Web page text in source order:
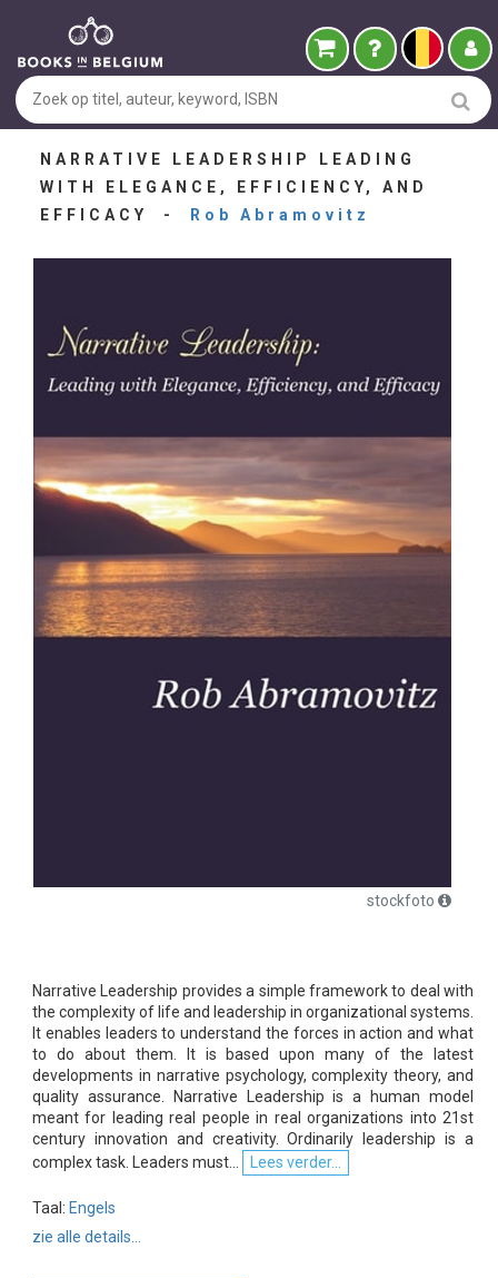
NARRATIVE LEADERSHIP LEADING
WITH ELEGANCE, EFFICIENCY, AND
EFFICACY -
Rob Abramovitz
stockfoto
Narrative Leadership provides a simple framework to deal with
the complexity of life and leadership in organizational systems.
It enables leaders to understand the forces in action and what
to do about them. It is based upon many of the latest
developments in narrative psychology, complexity theory, and
quality assurance. Narrative Leadership is a human model
meant for leading real people in real organizations into 21st
century innovation and creativity. Ordinarily leadership is a
complex task. Leaders must...
Lees verder...
Taal: Engels
zie alle details...